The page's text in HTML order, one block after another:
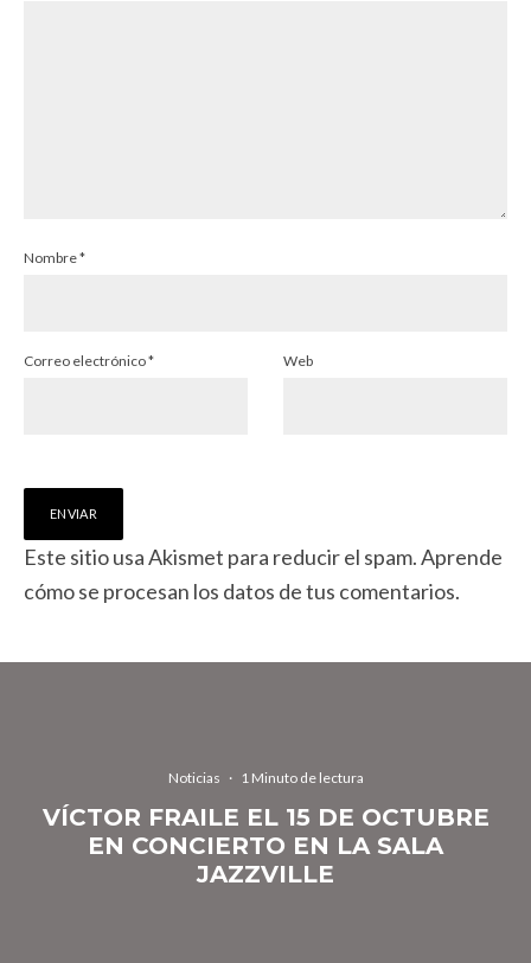
Nombre*
Correo electrónico* Web
Este sitio usa Akismet para reducir el spam.Aprende
cómo se procesan los datos de tus comentarios.
Noticias · 1 Minuto de lectura
VÍCTOR FRAILE EL 15 DE OCTUBRE
EN CONCIERTO EN LA SALA
JAZZVILLE